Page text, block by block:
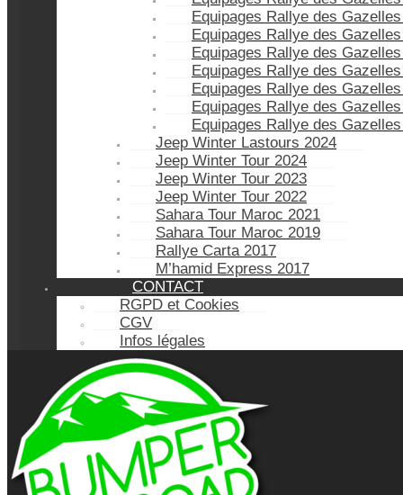
Equipages Rallye des
Equipages Rallye des
Equipages Rallye des
Equipages Rallye des
Equipages Rallye des
Equipages Rallye des
Equipages Rallye des
Jeep Winter Lastours 2024
Jeep Winter Tour 2024
Jeep Winter Tour 2023
Jeep Winter Tour 2022
Sahara Tour Maroc 2021
Sahara Tour Maroc 2019
Rallye Carta 2017
M’hamid Express 2017
CONTACT
RGPD et Cookies
CGV
Infos légales